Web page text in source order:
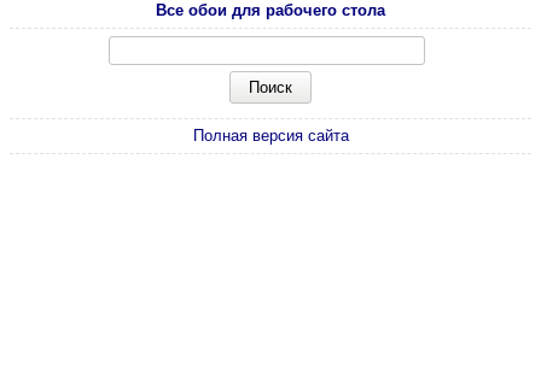
Все обои для рабочего стола
Полная версия сайта